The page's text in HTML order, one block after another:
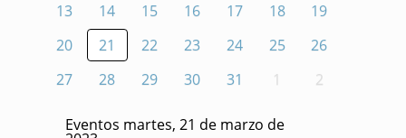
13
14 15 16 17 18
19
20
21 22 23 24 25
26
27
28 29 30 31 1 2
Eventos martes, 21 de marzo de